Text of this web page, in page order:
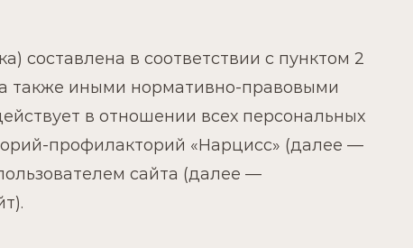
составлена в соответствии с пунктом 2
также иными нормативно-правовыми
в отношении всех персональных
профилакторий «Нарцисс» (далее —
сайта (далее —